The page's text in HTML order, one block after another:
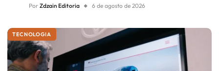
Por Zdzain Editoria 6 de agosto de 2026
TECNOLOGIA